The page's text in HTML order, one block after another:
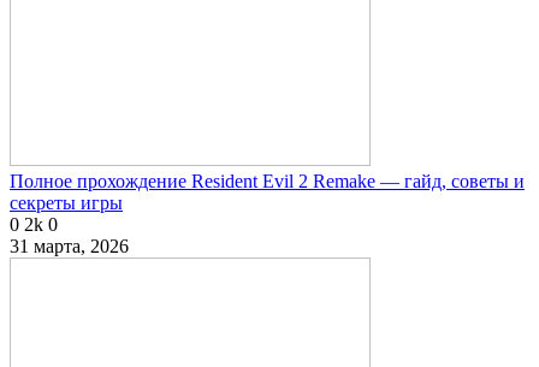
Полное прохождение Resident Evil 2 Remake — гайд, советы и
секреты игры
0 2k 0
31 марта, 2026